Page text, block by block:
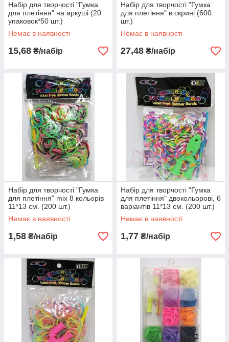
Набір для творчості "Гумка
для плетіння" на аркуші (20
упаковок*50 шт.)
Немає в наявності
15,68 ₴/набір
Набір для творчості "Гумка
для плетіння" в скрині (600
шт.)
Немає в наявності
27,48 ₴/набір
Набір для творчості "Гумка
для плетіння" mix 8 кольорів
11*13 см. (200 шт.)
Немає в наявності
1,58 ₴/набір
Набір для творчості "Гумка
для плетіння" двокольорові, 6
варіантів 11*13 см. (200 шт.)
Немає в наявності
1,77 ₴/набір